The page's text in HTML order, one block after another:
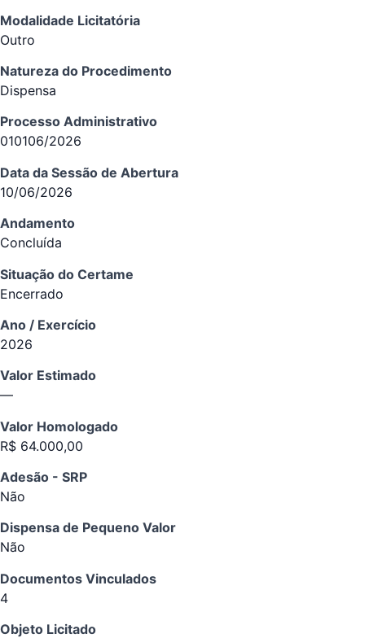
Modalidade Licitatória
Outro
Natureza do Procedimento
Dispensa
Processo Administrativo
010106/2026
Data da Sessão de Abertura
10/06/2026
Andamento
Concluída
Situação do Certame
Encerrado
Ano / Exercício
2026
Valor Estimado
—
Valor Homologado
R$ 64.000,00
Adesão - SRP
Não
Dispensa de Pequeno Valor
Não
Documentos Vinculados
4
Objeto Licitado